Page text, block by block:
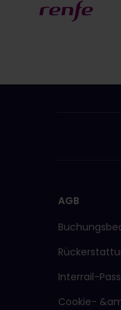
AGB
Interrail-
Cookie-